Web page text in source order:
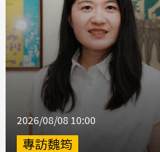
2026/08/08 10:00
專訪魏筠